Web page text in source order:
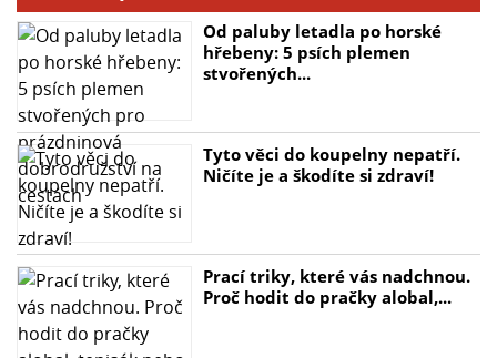
- Kompatibilita: všechny nástroje z řady combisystem
- Číslo výrobku: 3725-20
Od paluby letadla po horské
hřebeny: 5 psích plemen
stvořených...
Tyto věci do koupelny nepatří.
Ničíte je a škodíte si zdraví!
Prací triky, které vás nadchnou.
Proč hodit do pračky alobal,...